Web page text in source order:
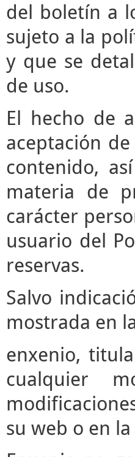
del boletín a
sujeto a la
y que se
de uso.
El hecho de
aceptación
contenido,
materia de
carácter
usuario del
reservas.
Salvo
mostrada en
enxenio,
cualquier
su web o en